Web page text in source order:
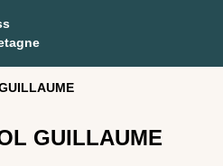
GUILLAUME